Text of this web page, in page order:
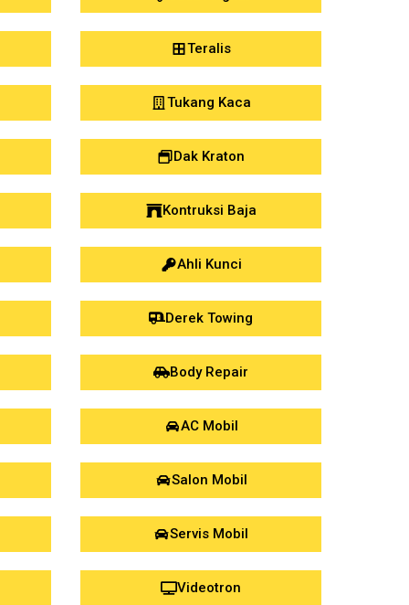
Teralis
Tukang Kaca
Dak Kraton
Kontruksi Baja
Ahli Kunci
Derek Towing
Body Repair
AC Mobil
Salon Mobil
Servis Mobil
Videotron